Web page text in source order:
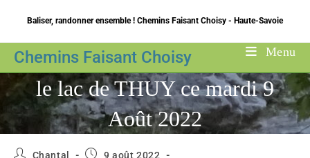
content
Baliser, randonner ensemble ! Chemins Faisant Choisy - Haute-Savoie
Chemins Faisant Choisy Menu
le lac de THUY ce mardi 9
Août 2022
Auteur/autrice
Chantal
Publication
9 août 2022